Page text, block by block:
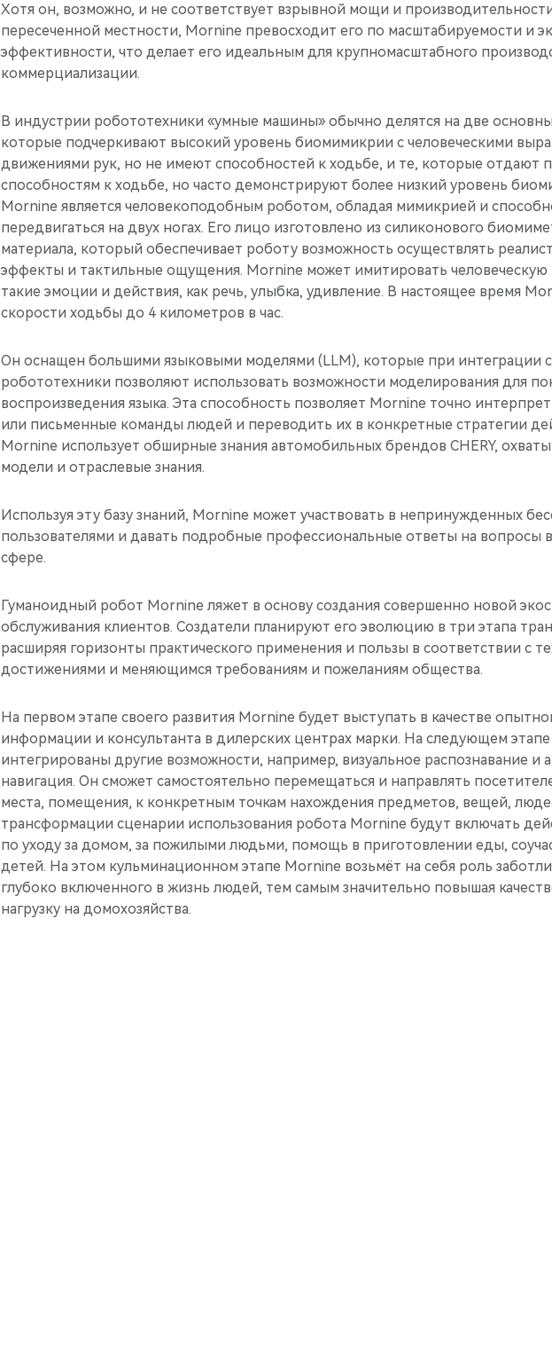
Хотя он, возможно, и не соответствует взрывной мощи и
пересеченной местности, Mornine превосходит его по масштабируемости и
эффективности, что делает его идеальным для крупномасштабного
коммерциализации.
В индустрии робототехники «умные машины» обычно делятся на две
которые подчеркивают высокий уровень биомимикрии с человеческими
движениями рук, но не имеют способностей к ходьбе, и те, которые отдают
способностям к ходьбе, но часто демонстрируют более низкий уровень
Mornine является человекоподобным роботом, обладая мимикрией и
передвигаться на двух ногах. Его лицо изготовлено из силиконового
материала, который обеспечивает роботу возможность осуществлять
эффекты и тактильные ощущения. Mornine может имитировать человеческую
такие эмоции и действия, как речь, улыбка, удивление. В настоящее время
скорости ходьбы до 4 километров в час.
Он оснащен большими языковыми моделями (LLM), которые при интеграции
робототехники позволяют использовать возможности моделирования для
воспроизведения языка. Эта способность позволяет Mornine точно
или письменные команды людей и переводить их в конкретные стратегии
Mornine использует обширные знания автомобильных брендов CHERY,
модели и отраслевые знания.
Используя эту базу знаний, Mornine может участвовать в непринужденных
пользователями и давать подробные профессиональные ответы на вопросы
сфере.
Гуманоидный робот Mornine ляжет в основу создания совершенно новой
обслуживания клиентов. Создатели планируют его эволюцию в три этапа
расширяя горизонты практического применения и пользы в соответствии с
достижениями и меняющимся требованиям и пожеланиям общества.
На первом этапе своего развития Mornine будет выступать в качестве
информации и консультанта в дилерских центрах марки. На следующем этапе
интегрированы другие возможности, например, визуальное распознавание и
навигация. Он сможет самостоятельно перемещаться и направлять
места, помещения, к конкретным точкам нахождения предметов, вещей,
трансформации сценарии использования робота Mornine будут включать
по уходу за домом, за пожилыми людьми, помощь в приготовлении еды,
детей. На этом кульминационном этапе Mornine возьмёт на себя роль
глубоко включенного в жизнь людей, тем самым значительно повышая
нагрузку на домохозяйства.